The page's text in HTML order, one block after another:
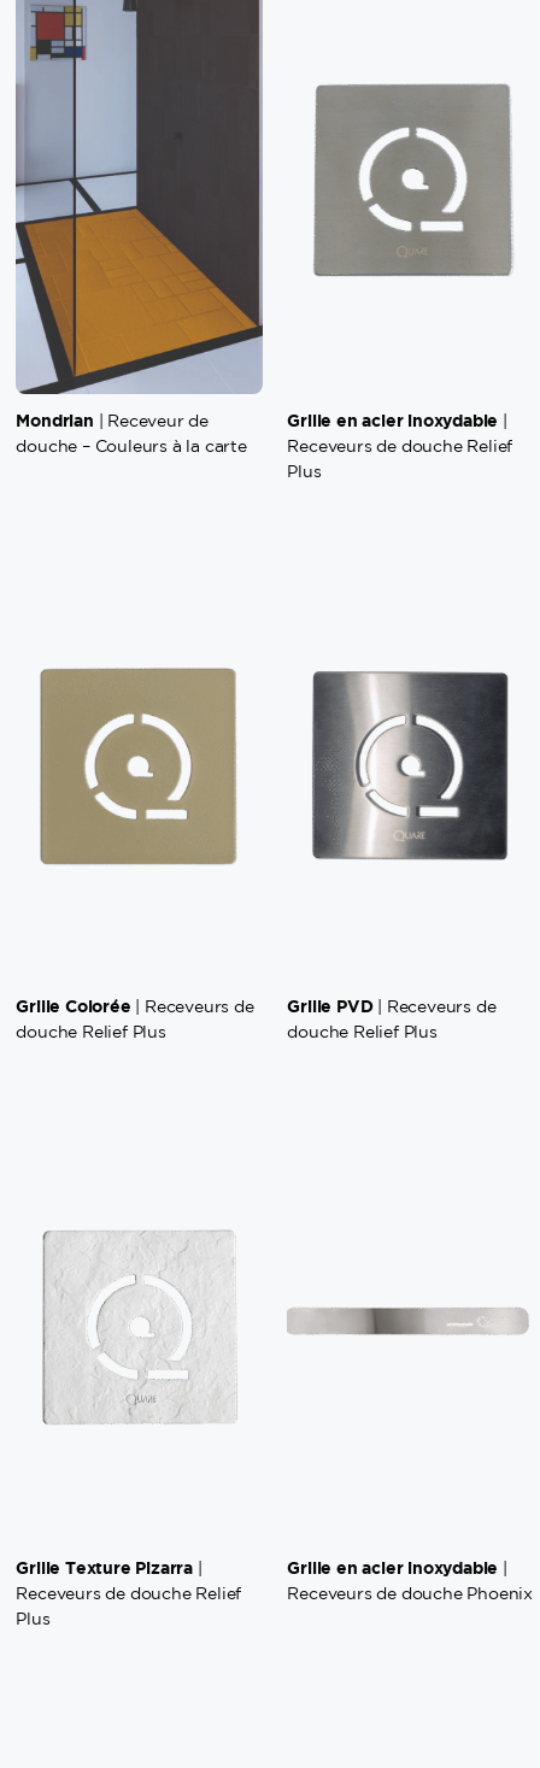
Mondrian | Receveur de
douche – Couleurs à la carte
Grille en acier inoxydable
Receveurs de douche Relief
Plus
Grille Colorée | Receveurs de
douche Relief Plus
Grille PVD| Receveurs de
douche Relief Plus
Grille Texture Pizarra |
Receveurs de douche Relief
Plus
Grille en acier inoxydable |
Receveurs de douche Phoenix